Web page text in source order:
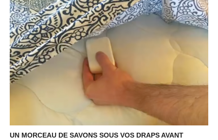
UN MORCEAU DE SAVONS SOUS VOS DRAPS AVANT